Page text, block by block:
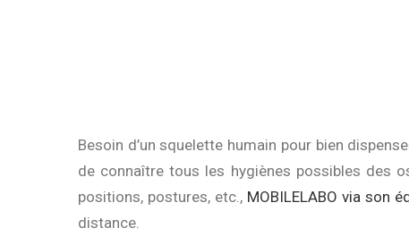
Besoin d’un squelette humain pour bien
de connaître tous les hygiènes possibles des
positions, postures, etc., MOBILELABO via son
distance.